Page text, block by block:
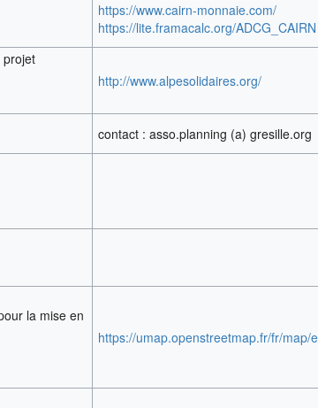
https://www.cairn-monnaie.com/
https://lite.framacalc.org/ADCG_CAIRN
projet
http://www.alpesolidaires.org/
contact : asso.planning (a) gresille.org
la mise en
https://umap.openstreetmap.fr/fr/map/